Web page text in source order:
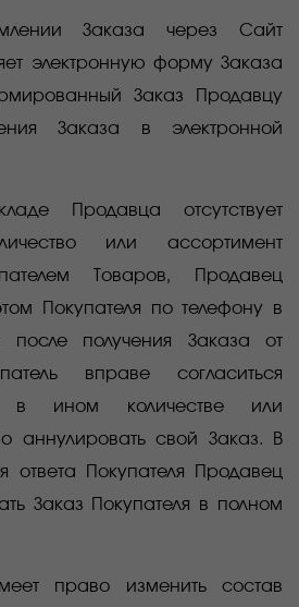
Заказа через Сайт
электронную форму Заказа
Заказ Продавцу
Заказа в электронной
Продавца отсутствует
или ассортимент
Товаров, Продавец
Покупателя по телефону в
после получения Заказа от
вправе согласиться
в ином количестве или
аннулировать свой Заказ. В
ответа Покупателя Продавец
Заказ Покупателя в полном
право изменить состав